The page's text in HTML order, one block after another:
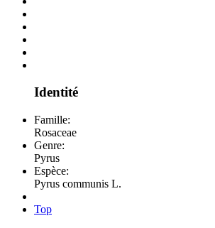
Identité
Famille:
Rosaceae
Genre:
Pyrus
Espèce:
Pyrus communis L.
Top